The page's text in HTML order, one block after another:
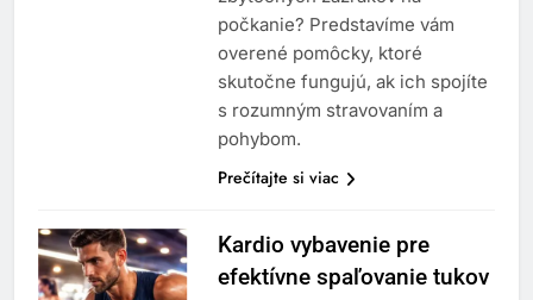
počkanie? Predstavíme vám
overené pomôcky, ktoré
skutočne fungujú, ak ich spojíte
s rozumným stravovaním a
pohybom.
Prečítajte si viac
Kardio vybavenie pre
efektívne spaľovanie tukov